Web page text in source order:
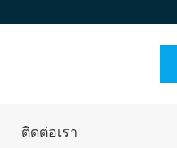
ติดต่อเรา